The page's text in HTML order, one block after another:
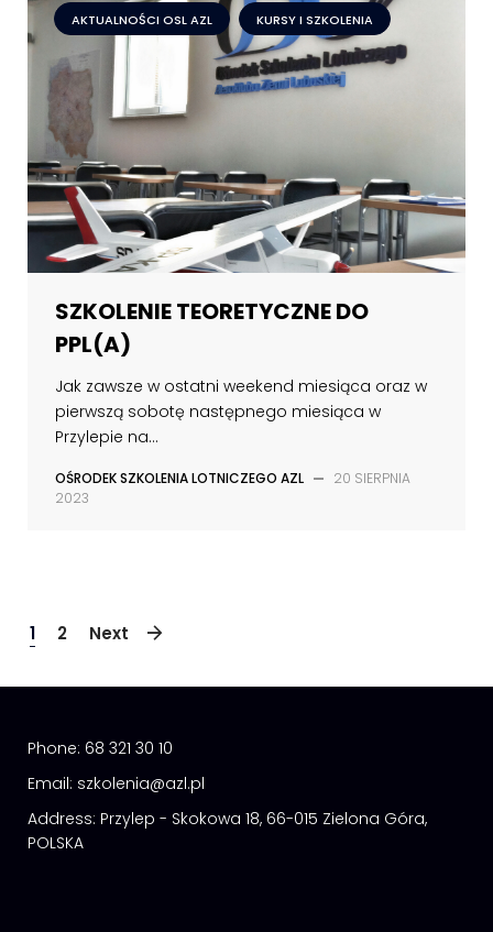
AKTUALNOŚCI OSL AZL KURSY I SZKOLENIA
SZKOLENIE TEORETYCZNE DO
PPL(A)
Jak zawsze w ostatni weekend miesiąca oraz w
pierwszą sobotę następnego miesiąca w
Przylepie na...
OŚRODEK SZKOLENIA LOTNICZEGO AZL — 20 SIERPNIA
2023
1 2 Next
Phone: 68 321 30 10
Email: szkolenia@azl.pl
Address: Przylep - Skokowa 18, 66-015 Zielona Góra,
POLSKA